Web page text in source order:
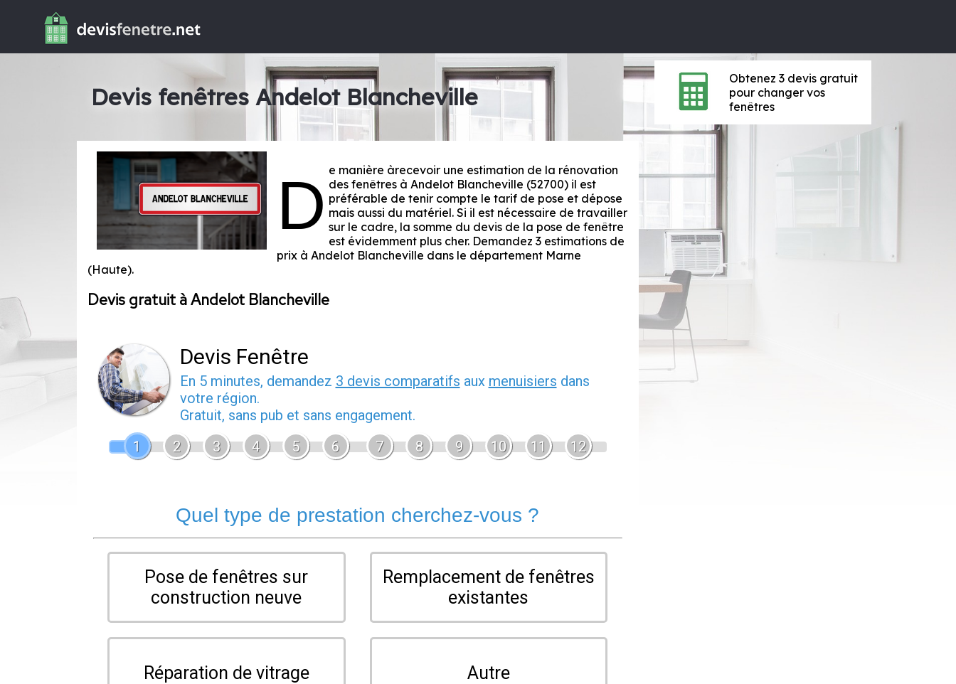
Devis fenêtres Andelot Blancheville
D e manière àrecevoir une estimation de la rénovation
des fenêtres à Andelot Blancheville (52700) il est
préférable de tenir compte le tarif de pose et dépose
mais aussi du matériel. Si il est nécessaire de travailler
sur le cadre, la somme du devis de la pose de fenêtre
est évidemment plus cher. Demandez 3 estimations de
prix à Andelot Blancheville dans le département Marne
(Haute).
Devis gratuit à Andelot Blancheville
Devis Fenêtre
En 5 minutes, demandez 3 devis comparatifs aux menuisiers dans
votre région.
Gratuit, sans pub et sans engagement.
1
2 3 4 5 6 7 8 9 10 11 12
Quel type de prestation cherchez-vous ?
Pose de fenêtres sur
construction neuve
Remplacement de fenêtres
existantes
Réparation de vitrage Autre
Obtenez 3 devis gratuit
pour changer vos
fenêtres